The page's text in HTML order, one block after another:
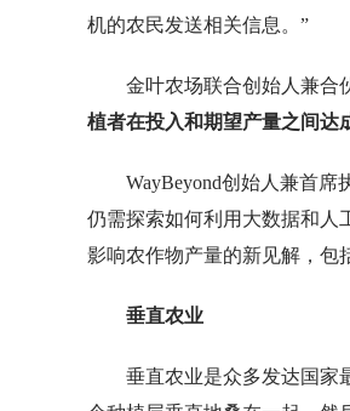
机的农民发送相关信息。”
金叶农场联合创始人兼合
植者在投入和期望产量之间达
WayBeyond创始人兼首
仍需探索如何利用大数据和人
影响农作物产量的新见解，包
垂直农业
垂直农业是众多发达国家